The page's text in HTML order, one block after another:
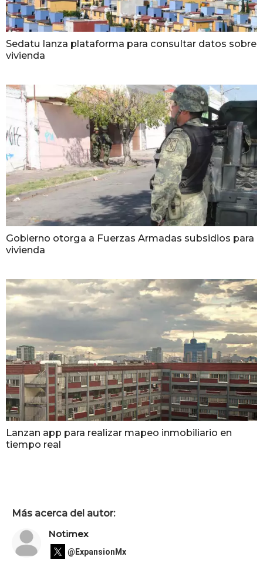
Sedatu lanza plataforma para consultar datos sobre
vivienda
Gobierno otorga a Fuerzas Armadas subsidios para
vivienda
Lanzan app para realizar mapeo inmobiliario en
tiempo real
Más acerca del autor:
Notimex
@ExpansionMx